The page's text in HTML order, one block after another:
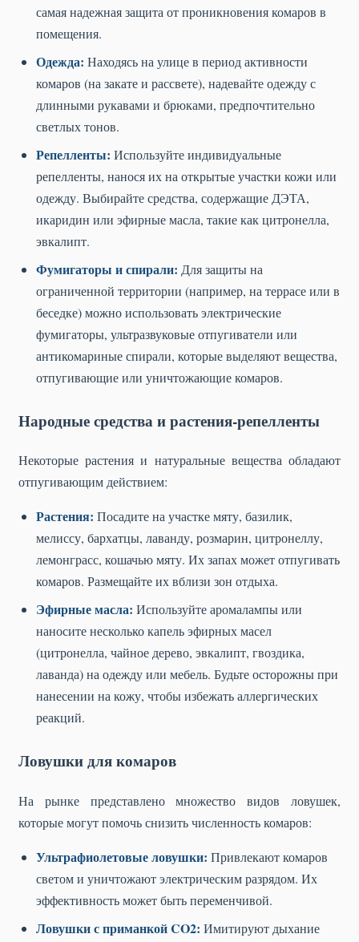
самая надежная защита от проникновения комаров в
помещения.
Одежда: Находясь на улице в период активности
комаров (на закате и рассвете), надевайте одежду с
длинными рукавами и брюками, предпочтительно
светлых тонов.
Репелленты: Используйте индивидуальные
репелленты, нанося их на открытые участки кожи или
одежду. Выбирайте средства, содержащие ДЭТА,
икаридин или эфирные масла, такие как цитронелла,
эвкалипт.
Фумигаторы и спирали: Для защиты на
ограниченной территории (например, на террасе или в
беседке) можно использовать электрические
фумигаторы, ультразвуковые отпугиватели или
антикомариные спирали, которые выделяют вещества,
отпугивающие или уничтожающие комаров.
Народные средства и растения-репелленты
Некоторые растения и натуральные вещества обладают
отпугивающим действием:
Растения: Посадите на участке мяту, базилик,
мелиссу, бархатцы, лаванду, розмарин, цитронеллу,
лемонграсс, кошачью мяту. Их запах может отпугивать
комаров. Размещайте их вблизи зон отдыха.
Эфирные масла: Используйте аромалампы или
наносите несколько капель эфирных масел
(цитронелла, чайное дерево, эвкалипт, гвоздика,
лаванда) на одежду или мебель. Будьте осторожны при
нанесении на кожу, чтобы избежать аллергических
реакций.
Ловушки для комаров
На рынке представлено множество видов ловушек,
которые могут помочь снизить численность комаров:
Ультрафиолетовые ловушки: Привлекают комаров
светом и уничтожают электрическим разрядом. Их
эффективность может быть переменчивой.
Ловушки с приманкой CO2: Имитируют дыхание